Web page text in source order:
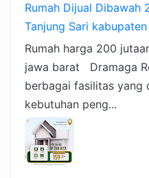
Rumah Dijual Dibawah
Tanjung Sari
Rumah harga 200
jawa barat Dramaga
berbagai fasilitas yang
kebutuhan peng...